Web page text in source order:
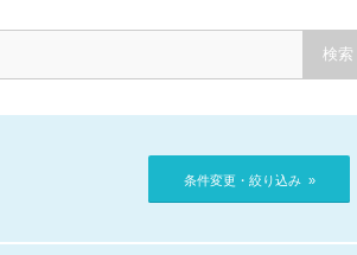
条件変更・絞り込み »